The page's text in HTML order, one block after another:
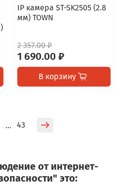
IP камера ST-SK2505 (2.8
мм) TOWN
2 357.00 ₽
1 690.00 ₽
В корзину
… 43
от интернет-
это: